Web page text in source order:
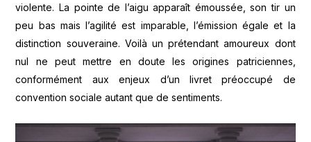
violente. La pointe de l’aigu apparaît émoussée, son tir un
peu bas mais l’agilité est imparable, l’émission égale et la
distinction souveraine. Voilà un prétendant amoureux dont
nul ne peut mettre en doute les origines patriciennes,
conformément aux enjeux d’un livret préoccupé de
convention sociale autant que de sentiments.